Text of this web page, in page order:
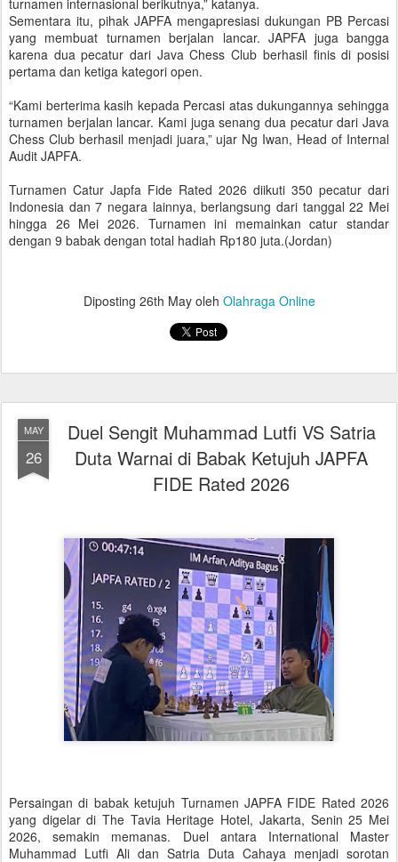
Sementara itu, pihak JAPFA mengapresiasi dukungan PB Percasi
yang membuat turnamen berjalan lancar. JAPFA juga bangga
karena dua pecatur dari Java Chess Club berhasil finis di posisi
pertama dan ketiga kategori open.
“Kami berterima kasih kepada Percasi atas dukungannya sehingga
turnamen berjalan lancar. Kami juga senang dua pecatur dari Java
Chess Club berhasil menjadi juara,” ujar Ng Iwan, Head of Internal
Audit JAPFA.
Turnamen Catur Japfa Fide Rated 2026 diikuti 350 pecatur dari
Indonesia dan 7 negara lainnya, berlangsung dari tanggal 22 Mei
hingga 26 Mei 2026. Turnamen ini memainkan catur standar
dengan 9 babak dengan total hadiah Rp180 juta.(Jordan)
Diposting 26th Mayoleh Olahraga Online
MAY
26
Duel Sengit Muhammad Lutfi VS Satria
Duta Warnai di Babak Ketujuh JAPFA
FIDE Rated 2026
Persaingan di babak ketujuh Turnamen JAPFA FIDE Rated 2026
yang digelar di The Tavia Heritage Hotel, Jakarta, Senin 25 Mei
2026, semakin memanas. Duel antara International Master
Muhammad Lutfi Ali dan Satria Duta Cahaya menjadi sorotan